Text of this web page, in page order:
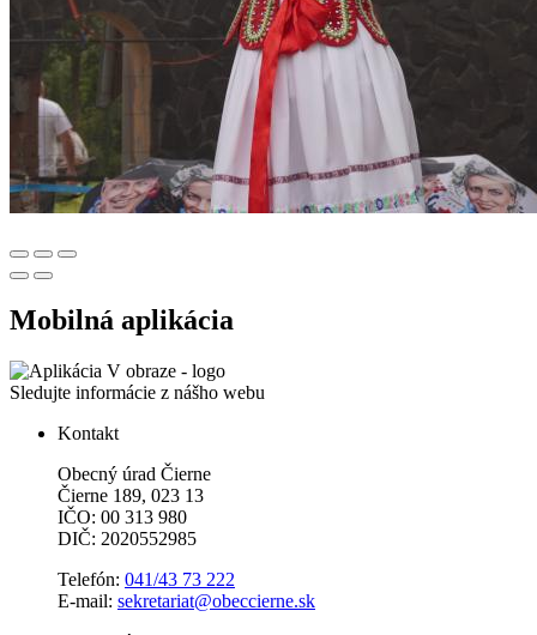
Mobilná aplikácia
Sledujte informácie z nášho webu
Kontakt
Obecný úrad Čierne
Čierne 189, 023 13
IČO: 00 313 980
DIČ: 2020552985
Telefón: 041/43 73 222
E-mail: sekretariat@obeccierne.sk